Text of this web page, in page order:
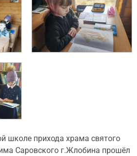
школе прихода храма святого
Саровского г.Жлобина прошёл